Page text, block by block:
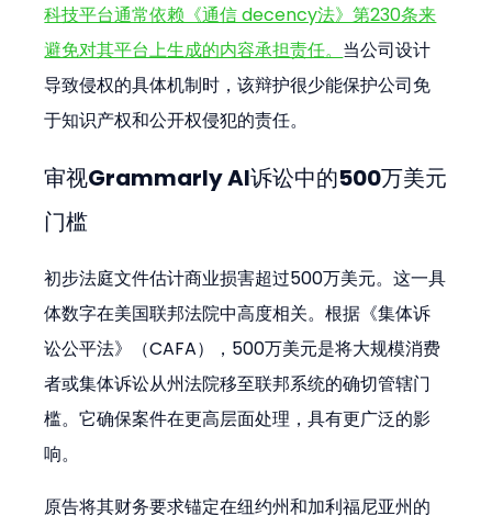
科技平台通常依赖《通信 decency法》第230条来
避免对其平台上生成的内容承担责任。 当公司设计
导致侵权的具体机制时，该辩护很少能保护公司免
于知识产权和公开权侵犯的责任。
审视Grammarly AI诉讼中的500万美元
门槛
初步法庭文件估计商业损害超过500万美元。这一具
体数字在美国联邦法院中高度相关。根据《集体诉
讼公平法》（CAFA），500万美元是将大规模消费
者或集体诉讼从州法院移至联邦系统的确切管辖门
槛。它确保案件在更高层面处理，具有更广泛的影
响。
原告将其财务要求锚定在纽约州和加利福尼亚州的